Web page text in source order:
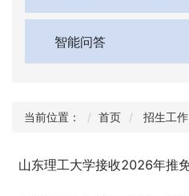
智能问答
当前位置： 首页 招生工作